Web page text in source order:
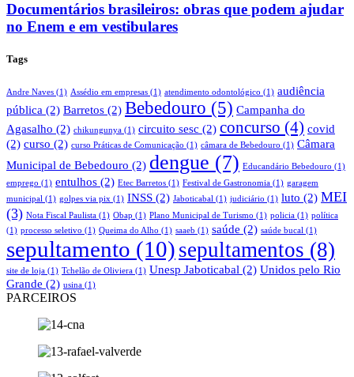
Documentários brasileiros: obras que podem ajudar
no Enem e em vestibulares
Tags
Andre Naves (1) Assédio em empresas (1) atendimento odontológico (1) audiência
pública (2) Barretos (2) Bebedouro (5) Campanha do
Agasalho (2) chikungunya (1) circuito sesc (2) concurso (4) covid
(2) curso (2) curso Práticas de Comunicação (1) câmara de Bebedouro (1) Câmara
Municipal de Bebedouro (2) dengue (7) Educandário Bebedouro (1)
emprego (1) entulhos (2) Etec Barretos (1) Festival de Gastronomia (1) garagem
municipal (1) golpes via pix (1) INSS (2) Jaboticabal (1) judiciário (1) luto (2) MEI
(3) Nota Fiscal Paulista (1) Obap (1) Plano Municipal de Turismo (1) policia (1) política
(1) processo seletivo (1) Queima do Alho (1) saaeb (1) saúde (2) saúde bucal (1)
sepultamento (10) sepultamentos (8)
site de loja (1) Tchelão de Oliviera (1) Unesp Jaboticabal (2) Unidos pelo Rio
Grande (2) usina (1)
PARCEIROS